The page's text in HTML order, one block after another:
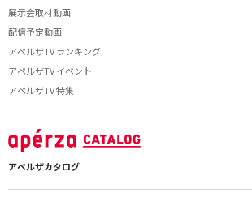
展示会取材動画
配信予定動画
アペルザTV ランキング
アペルザTV イベント
アペルザTV 特集
アペルザカタログ